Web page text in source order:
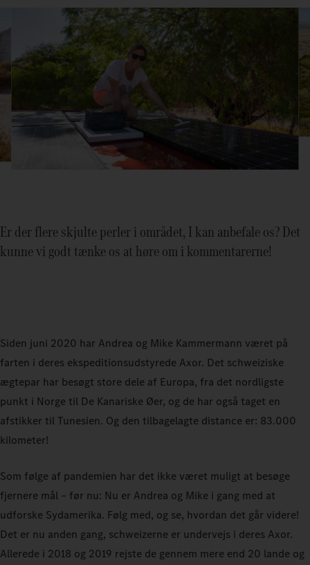
Er der flere skjulte perler i området, I kan anbefale os? Det
kunne vi godt tænke os at høre om i kommentarerne!
Siden juni 2020 har Andrea og Mike Kammermann været på
farten i deres ekspeditionsudstyrede Axor. Det schweiziske
ægtepar har besøgt store dele af Europa, fra det nordligste
punkt i Norge til De Kanariske Øer, og de har også taget en
afstikker til Tunesien. Og den tilbagelagte distance er: 83.000
kilometer!
Som følge af pandemien har det ikke været muligt at besøge
fjernere mål – før nu: Nu er Andrea og Mike i gang med at
udforske Sydamerika. Følg med, og se, hvordan det går videre!
Det er nu anden gang, schweizerne er undervejs i deres Axor.
Allerede i 2018 og 2019 rejste de gennem mere end 20 lande og